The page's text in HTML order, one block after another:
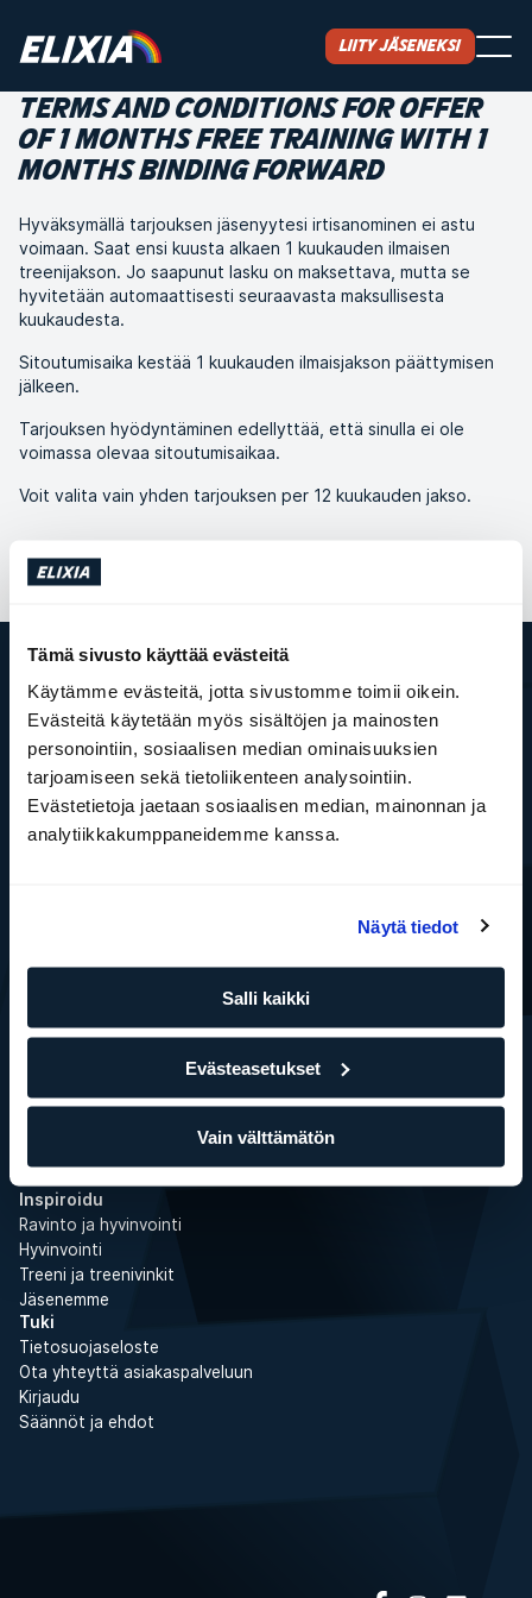
Tämä sivusto käyttää evästeitä
Käytämme evästeitä, jotta sivustomme toimii oikein.
Evästeitä käytetään myös sisältöjen ja mainosten
personointiin, sosiaalisen median ominaisuuksien
tarjoamiseen sekä tietoliikenteen analysointiin.
Evästetietoja jaetaan sosiaalisen median, mainonnan ja
analytiikkakumppaneidemme kanssa.
Näytä tiedot
Salli kaikki
Evästeasetukset
Vain välttämätön
Liity jäseneksi
TERMS AND CONDITIONS FOR OFFER
OF 1 MONTHS FREE TRAINING WITH 1
MONTHS BINDING FORWARD
Hyväksymällä tarjouksen jäsenyytesi irtisanominen ei astu
voimaan. Saat ensi kuusta alkaen 1 kuukauden ilmaisen
treenijakson. Jo saapunut lasku on maksettava, mutta se
hyvitetään automaattisesti seuraavasta maksullisesta
kuukaudesta.
Sitoutumisaika kestää 1 kuukauden ilmaisjakson päättymisen
jälkeen.
Tarjouksen hyödyntäminen edellyttää, että sinulla ei ole
voimassa olevaa sitoutumisaikaa.
Voit valita vain yhden tarjouksen per 12 kuukauden jakso.
ELIXIA
Tämä on SATS Group
ELIXIA YRITYSPALVELUT
Töihin ELIXIAlle
Media
ELIXIA Rewards
Varaa ryhmäliikuntatunti
Personal Training
Kuntosaliharjoittelu
Inspiroidu
Ravinto ja hyvinvointi
Hyvinvointi
Treeni ja treenivinkit
Jäsenemme
Tuki
Tietosuojaseloste
Ota yhteyttä asiakaspalveluun
Kirjaudu
Säännöt ja ehdot